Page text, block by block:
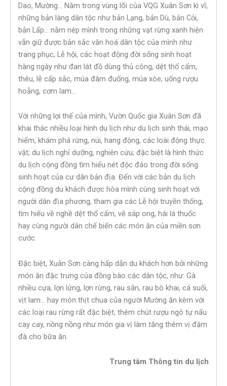
Dao, Mường… Nằm trong vùng lõi của VQG Xuân Sơn kì vĩ,
những bản làng dân tộc như bản Lạng, bản Dù, bản Cỏi,
bản Lấp… nằm nép mình trong những vạt rừng xanh hiện
vẫn giữ được bản sắc văn hoá dân tộc của mình như
trang phục, Lễ hội, các hoạt động đời sống sinh hoạt
hàng ngày như đan lát đồ dùng thủ công, dệt thổ cẩm,
thêu, lễ cấp sắc, múa đâm đuống, múa xòe, uống rượu
hoẵng, cơm lam…
Với những lợi thế của mình, Vườn Quốc gia Xuân Sơn đã
khai thác nhiều loại hình du lịch như du lịch sinh thái, mạo
hiểm, khám phá rừng, núi, hang động, các loài động thực
vật; du lịch nghỉ dưỡng, nghiên cứu; đặc biệt là hình thức
du lịch cộng đồng tìm hiểu nét độc đáo trong đời sống
sinh hoạt của cư dân bản địa. Đến với các bản du lịch
cộng đồng du khách được hòa mình cùng sinh hoạt với
người dân địa phương, tham gia các Lễ hội truyền thống,
tìm hiểu về nghề dệt thổ cẩm, vẽ sáp ong, hái lá thuốc
hay cùng người dân chế biến các món ăn của miền sơn
cước.
Đặc biệt, Xuân Sơn càng hấp dẫn du khách hơn bởi những
món ăn đặc trưng của đồng bào các dân tộc, như: Gà
nhiều cựa, lợn lửng, lợn rừng, rau sắn, rau bò khai, cá suối,
vịt lam… hay món thịt chua của người Mường ăn kèm với
các loại rau rừng rất đặc biệt, thêm chút rượu ngô tự nấu
cay cay, nồng nồng như món gia vị làm tăng thêm vị đậm
đà cho bữa ăn.
Trung tâm Thông tin du lịch